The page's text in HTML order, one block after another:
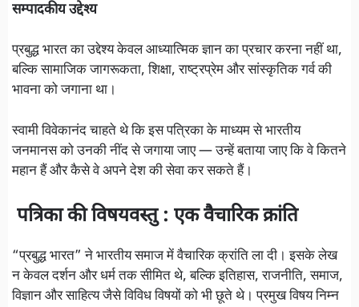
सम्पादकीय उद्देश्‍य
प्रबुद्ध भारत का उद्देश्य केवल आध्यात्मिक ज्ञान का प्रचार करना नहीं था,
बल्कि सामाजिक जागरूकता, शिक्षा, राष्ट्रप्रेम और सांस्कृतिक गर्व की
भावना को जगाना था।
स्वामी विवेकानंद चाहते थे कि इस पत्रिका के माध्यम से भारतीय
जनमानस को उनकी नींद से जगाया जाए — उन्हें बताया जाए कि वे कितने
महान हैं और कैसे वे अपने देश की सेवा कर सकते हैं।
पत्रिका की विषयवस्तु : एक वैचारिक क्रांति
“प्रबुद्ध भारत” ने भारतीय समाज में वैचारिक क्रांति ला दी। इसके लेख
न केवल दर्शन और धर्म तक सीमित थे, बल्कि इतिहास, राजनीति, समाज,
विज्ञान और साहित्य जैसे विविध विषयों को भी छूते थे। प्रमुख विषय निम्न